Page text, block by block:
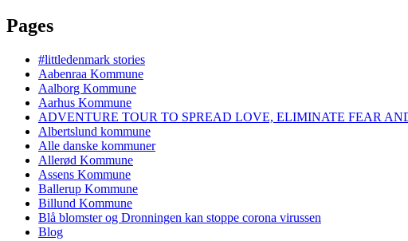
Pages
#littledenmark stories
Aabenraa Kommune
Aalborg Kommune
Aarhus Kommune
ADVENTURE TOUR TO SPREAD LOVE, ELIMINATE FEAR
Albertslund kommune
Alle danske kommuner
Allerød Kommune
Assens Kommune
Ballerup Kommune
Billund Kommune
Blå blomster og Dronningen kan stoppe corona virussen
Blog